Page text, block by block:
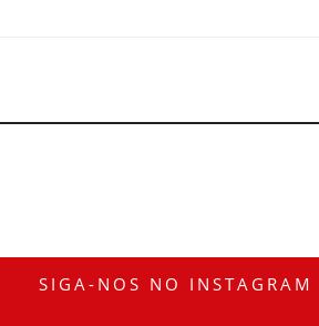
SIGA-NOS NO INSTAGRAM